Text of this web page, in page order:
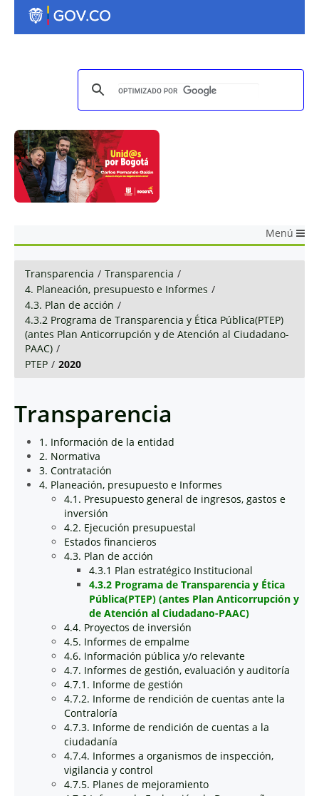
Menú
Transparencia / Transparencia /
4. Planeación, presupuesto e Informes /
4.3. Plan de acción /
4.3.2 Programa de Transparencia y Ética Pública(PTEP)
(antes Plan Anticorrupción y de Atención al Ciudadano-
PAAC) /
PTEP / 2020
Transparencia
1. Información de la entidad
2. Normativa
3. Contratación
4. Planeación, presupuesto e Informes
4.1. Presupuesto general de ingresos, gastos e
inversión
4.2. Ejecución presupuestal
Estados financieros
4.3. Plan de acción
4.3.1 Plan estratégico Institucional
4.3.2 Programa de Transparencia y Ética
Pública(PTEP) (antes Plan Anticorrupción y
de Atención al Ciudadano-PAAC)
4.4. Proyectos de inversión
4.5. Informes de empalme
4.6. Información pública y/o relevante
4.7. Informes de gestión, evaluación y auditoría
4.7.1. Informe de gestión
4.7.2. Informe de rendición de cuentas ante la
Contraloría
4.7.3. Informe de rendición de cuentas a la
ciudadanía
4.7.4. Informes a organismos de inspección,
vigilancia y control
4.7.5. Planes de mejoramiento